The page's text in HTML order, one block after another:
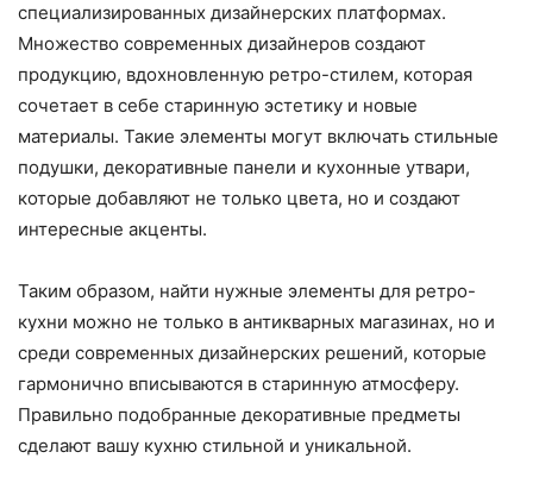
специализированных дизайнерских платформах.
Множество современных дизайнеров создают
продукцию, вдохновленную ретро-стилем, которая
сочетает в себе старинную эстетику и новые
материалы. Такие элементы могут включать стильные
подушки, декоративные панели и кухонные утвари,
которые добавляют не только цвета, но и создают
интересные акценты.
Таким образом, найти нужные элементы для ретро-
кухни можно не только в антикварных магазинах, но и
среди современных дизайнерских решений, которые
гармонично вписываются в старинную атмосферу.
Правильно подобранные декоративные предметы
сделают вашу кухню стильной и уникальной.